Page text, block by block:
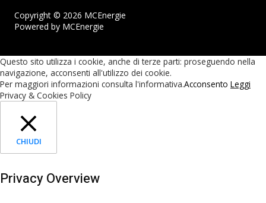
Copyright © 2026 MCEnergie
Powered by MCEnergie
Questo sito utilizza i cookie, anche di terze parti: proseguendo nella
navigazione, acconsenti all'utilizzo dei cookie.
Per maggiori informazioni consulta l'informativa.Acconsento Leggi
Privacy & Cookies Policy
CHIUDI
Privacy Overview